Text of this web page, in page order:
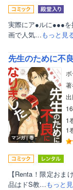
実際にア●ルに●●●
画で人気…もっと見
マンガ｜巻
1
1
【Renta！限定お
品はドS教…もっと